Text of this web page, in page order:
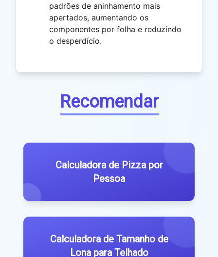
padrões de aninhamento mais
apertados, aumentando os
componentes por folha e reduzindo
o desperdício.
Recomendar
Calculadora de Pizza por
Pessoa
Calculadora de Tamanho de
Lona para Telhado